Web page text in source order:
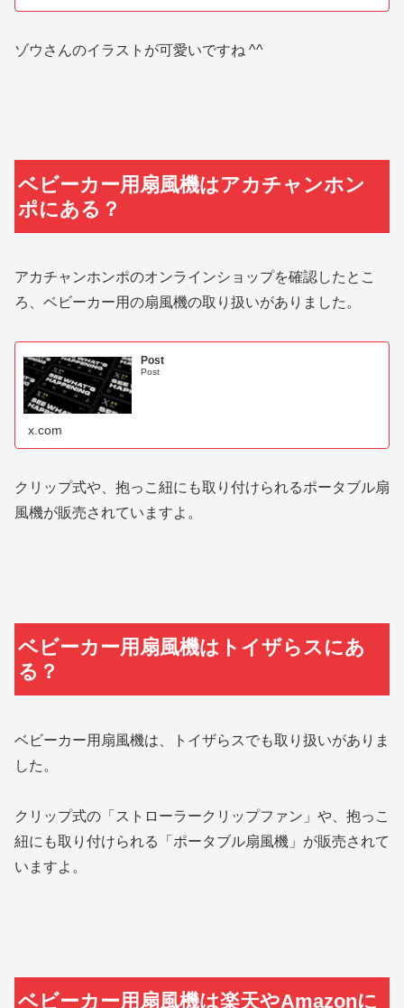
ゾウさんのイラストが可愛いですね ^^
ベビーカー用扇風機はアカチャンホン
ポにある？
アカチャンホンポのオンラインショップを確認したとこ
ろ、ベビーカー用の扇風機の取り扱いがありました。
Post
Post
x.com
クリップ式や、抱っこ紐にも取り付けられるポータブル扇
風機が販売されていますよ。
ベビーカー用扇風機はトイザらスにあ
る？
ベビーカー用扇風機は、トイザらスでも取り扱いがありま
した。
クリップ式の「ストローラークリップファン」や、抱っこ
紐にも取り付けられる「ポータブル扇風機」が販売されて
いますよ。
ベビーカー用扇風機は楽天やAmazonに